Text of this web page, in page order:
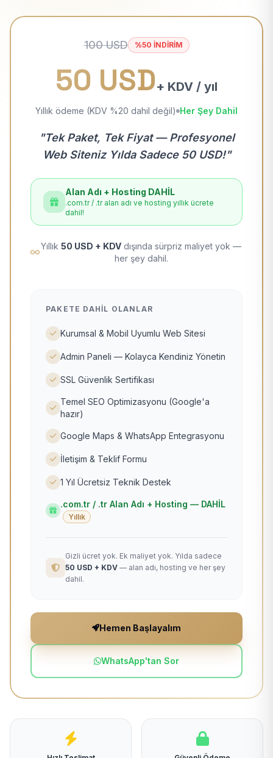
100 USD %50 İNDİRİM
50 USD+ KDV / yıl
Yıllık ödeme (KDV %20 dahil değil) Her Şey Dahil
"Tek Paket, Tek Fiyat — Profesyonel
Web Siteniz Yılda Sadece 50 USD!"
Alan Adı + Hosting DAHİL
.com.tr / .tr alan adı ve hosting yıllık ücrete
dahil!
Yıllık 50 USD + KDV dışında sürpriz maliyet yok —
her şey dahil.
PAKETE DAHIL OLANLAR
Kurumsal & Mobil Uyumlu Web Sitesi
Admin Paneli — Kolayca Kendiniz Yönetin
SSL Güvenlik Sertifikası
Temel SEO Optimizasyonu (Google'a
hazır)
Google Maps & WhatsApp Entegrasyonu
İletişim & Teklif Formu
1 Yıl Ücretsiz Teknik Destek
.com.tr / .tr Alan Adı + Hosting — DAHİL
Yıllık
Gizli ücret yok. Ek maliyet yok. Yılda sadece
50 USD + KDV — alan adı, hosting ve her şey
dahil.
Hemen Başlayalım
WhatsApp'tan Sor